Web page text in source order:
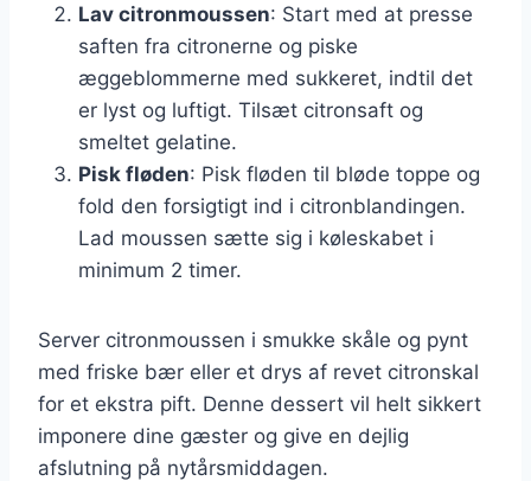
Lav citronmoussen: Start med at presse
saften fra citronerne og piske
æggeblommerne med sukkeret, indtil det
er lyst og luftigt. Tilsæt citronsaft og
smeltet gelatine.
Pisk fløden: Pisk fløden til bløde toppe og
fold den forsigtigt ind i citronblandingen.
Lad moussen sætte sig i køleskabet i
minimum 2 timer.
Server citronmoussen i smukke skåle og pynt
med friske bær eller et drys af revet citronskal
for et ekstra pift. Denne dessert vil helt sikkert
imponere dine gæster og give en dejlig
afslutning på nytårsmiddagen.